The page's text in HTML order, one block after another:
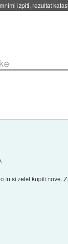
izpiti, rezultat
in si želel kupiti nove.